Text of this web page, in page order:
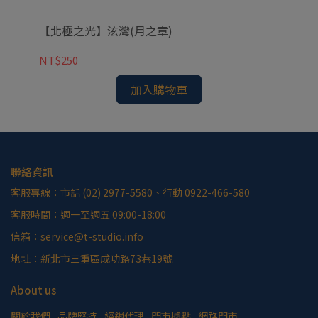
【北極之光】泫灣(月之章)
NT$250
加入購物車
聯絡資訊
客服專線：市話 (02) 2977-5580、行動 0922-466-580
客服時間：週一至週五 09:00-18:00
信箱：service@t-studio.info
地址：新北市三重區成功路73巷19號
About us